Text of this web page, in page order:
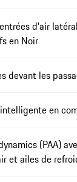
d'air
en Noir
devant les
en
(PAA)
et ailes de